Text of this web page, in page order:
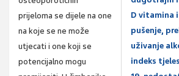
D vitamina
pušenje,
uživanje
indeks
prijeloma se dijele na one
na koje se ne može
utjecati i one koji se
potencijalno mogu